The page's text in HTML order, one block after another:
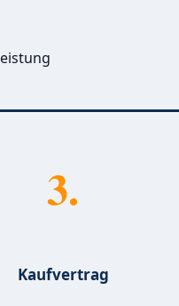
3.
Kaufvertrag